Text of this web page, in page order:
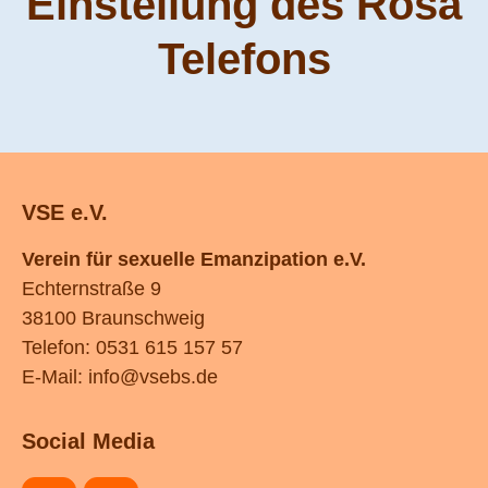
Telefons
VSE e.V.
Verein für sexuelle Emanzipation e.V.
Echternstraße 9
38100 Braunschweig
Telefon: 0531 615 157 57
E-Mail: info@vsebs.de
Social Media